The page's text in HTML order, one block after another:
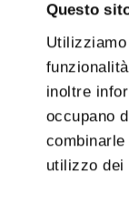
Questo
inoltre
occupano
utilizzo